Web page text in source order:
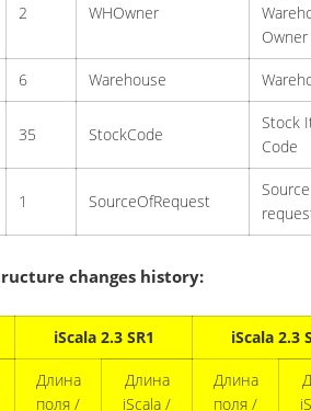
2 WHOwner
Owner
6 Warehouse
35 StockCode
Stock
Code
1 SourceOfRequest
changes history:
iScala 2.3 SR1 iScala 2.3
Длина
поля /
Длина
iScala /
Длина
поля /